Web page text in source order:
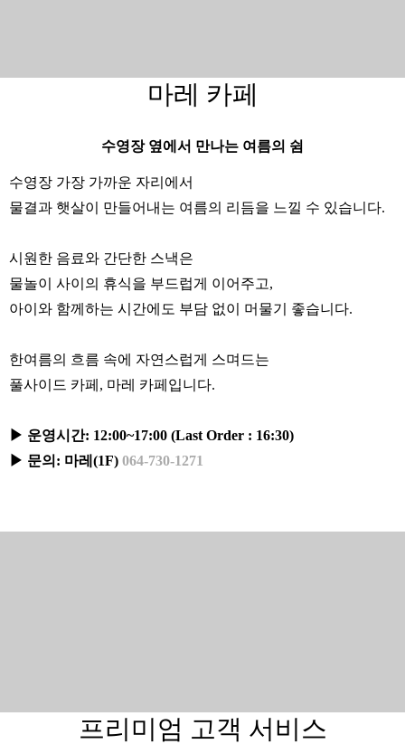
마레 카페
수영장 옆에서 만나는 여름의 쉼
수영장 가장 가까운 자리에서
물결과 햇살이 만들어내는 여름의 리듬을 느낄 수 있습니다.
시원한 음료와 간단한 스낵은
물놀이 사이의 휴식을 부드럽게 이어주고,
아이와 함께하는 시간에도 부담 없이 머물기 좋습니다.
한여름의 흐름 속에 자연스럽게 스며드는
풀사이드 카페, 마레 카페입니다.
▶ 운영시간: 12:00~17:00 (Last Order : 16:30)
▶ 문의: 마레(1F) 064-730-1271
프리미엄 고객 서비스